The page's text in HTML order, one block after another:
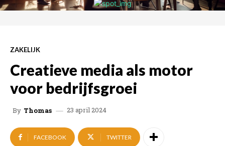
ZAKELIJK
Creatieve media als motor
voor bedrijfsgroei
By Thomas 23 april 2024
FACEBOOK TWITTER